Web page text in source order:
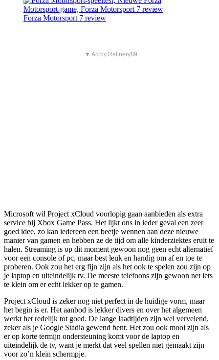
Forza Motorsport 7 review
▼ Ad by Refinery89
Microsoft wil Project xCloud voorlopig gaan aanbieden als extra
service bij Xbox Game Pass. Het lijkt ons in ieder geval een zeer
goed idee, zo kan iedereen een beetje wennen aan deze nieuwe
manier van gamen en hebben ze de tijd om alle kinderziektes eruit te
halen. Streaming is op dit moment gewoon nog geen echt alternatief
voor een console of pc, maar best leuk en handig om af en toe te
proberen. Ook zou het erg fijn zijn als het ook te spelen zou zijn op
je laptop en uiteindelijk tv. De meeste telefoons zijn gewoon net iets
te klein om er echt lekker op te gamen.
Project xCloud is zeker nog niet perfect in de huidige vorm, maar
het begin is er. Het aanbod is lekker divers en over het algemeen
werkt het redelijk tot goed. De lange laadtijden zijn wel vervelend,
zeker als je Google Stadia gewend bent. Het zou ook mooi zijn als
er op korte termijn ondersteuning komt voor de laptop en
uiteindelijk de tv, want je merkt dat veel spellen niet gemaakt zijn
voor zo’n klein schermpje.